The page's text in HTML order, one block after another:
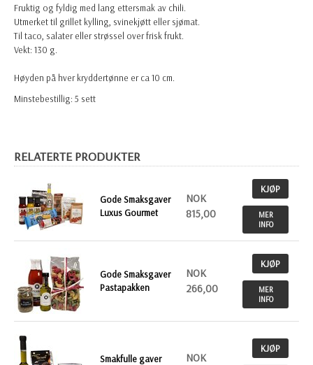
Fruktig og fyldig med lang ettersmak av chili.
Utmerket til grillet kylling, svinekjøtt eller sjømat.
Til taco, salater eller strøssel over frisk frukt.
Vekt: 130 g.
Høyden på hver kryddertønne er ca 10 cm.
Minstebestillig: 5 sett
RELATERTE PRODUKTER
Gode Smaksgaver
Luxus Gourmet
NOK
815,00
KJØP
MER
INFO
Gode Smaksgaver
Pastapakken
NOK
266,00
KJØP
MER
INFO
Smakfulle gaver
NOK
KJØP